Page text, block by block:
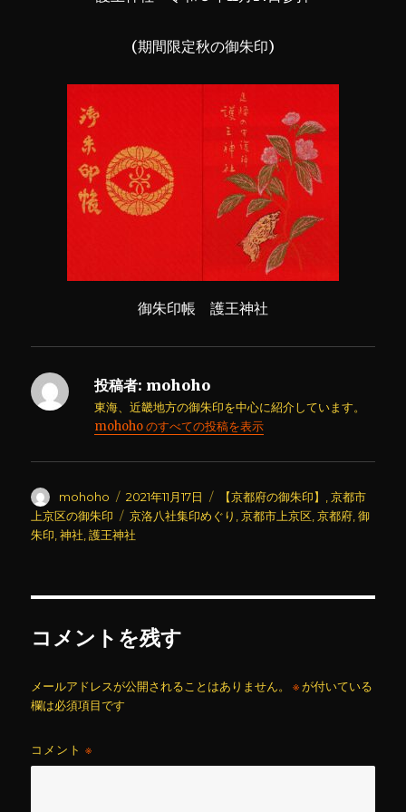
(期間限定秋の御朱印)
御朱印帳 護王神社
投稿者: mohoho
東海、近畿地方の御朱印を中心に紹介しています。
mohoho のすべての投稿を表示
投
稿
者
mohoho
投
稿
日:
2021年11月17日
カ
テ
【京都府の御朱印】 ,京都市
上京区の御朱印
タ
グ
京洛八社集印めぐり ,京都市上京区 ,京都府 ,御
朱印 ,神社 ,護王神社
コメントを残す
メールアドレスが公開されることはありません。 ※が付いている
欄は必須項目です
コメント※